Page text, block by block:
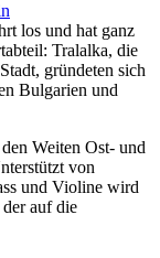
los und hat ganz
Tralalka, die
gründeten sich
Bulgarien und
Weiten Ost- und
von
und Violine wird
auf die